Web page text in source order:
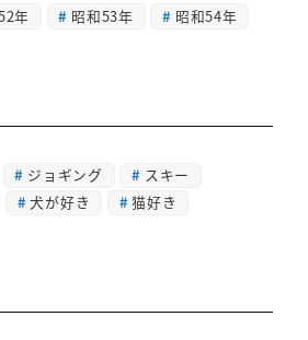
年 昭和53年
昭和54年
ジョギング
スキー
犬が好き
猫好き